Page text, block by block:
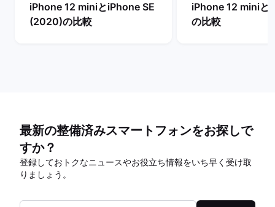
iPhone 12 miniとiPhone SE
(2020)の比較
iPhone 12 miniと
の比較
最新の整備済みスマートフォンをお探しで
すか？
登録しておトクなニュースやお役立ち情報をいち早く受け取
りましょう。